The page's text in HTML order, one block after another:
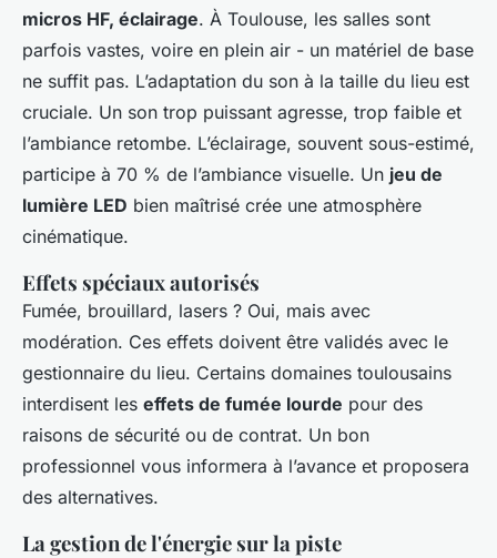
micros HF, éclairage. À Toulouse, les salles sont
parfois vastes, voire en plein air - un matériel de base
ne suffit pas. L’adaptation du son à la taille du lieu est
cruciale. Un son trop puissant agresse, trop faible et
l’ambiance retombe. L’éclairage, souvent sous-estimé,
participe à 70 % de l’ambiance visuelle. Un jeu de
lumière LED bien maîtrisé crée une atmosphère
cinématique.
Effets spéciaux autorisés
Fumée, brouillard, lasers ? Oui, mais avec
modération. Ces effets doivent être validés avec le
gestionnaire du lieu. Certains domaines toulousains
interdisent les effets de fumée lourde pour des
raisons de sécurité ou de contrat. Un bon
professionnel vous informera à l’avance et proposera
des alternatives.
La gestion de l'énergie sur la piste